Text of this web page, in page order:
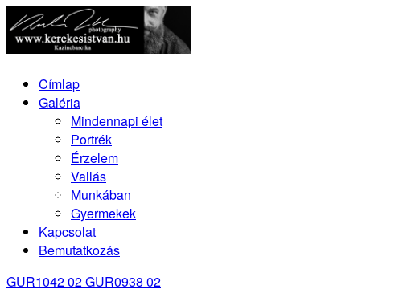
Címlap
Galéria
Mindennapi élet
Portrék
Érzelem
Vallás
Munkában
Gyermekek
Kapcsolat
Bemutatkozás
GUR1042 02GUR0938 02